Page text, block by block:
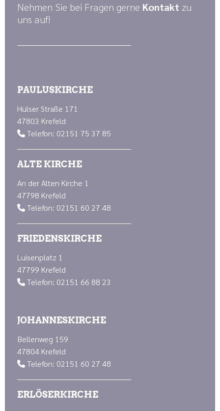
Nehmen Sie bei Fragen gerne Kontakt zu
uns auf!
PAULUSKIRCHE
Hülser Straße 171
47803 Krefeld
 Telefon: 02151 75 37 85
ALTE KIRCHE
An der Alten Kirche 1
47798 Krefeld
 Telefon: 02151 60 27 48
FRIEDENSKIRCHE
Luisenplatz 1
47799 Krefeld
 Telefon: 02151 66 88 23
JOHANNESKIRCHE
Bellenweg 159
47804 Krefeld
 Telefon: 02151 60 27 48
ERLÖSERKIRCHE